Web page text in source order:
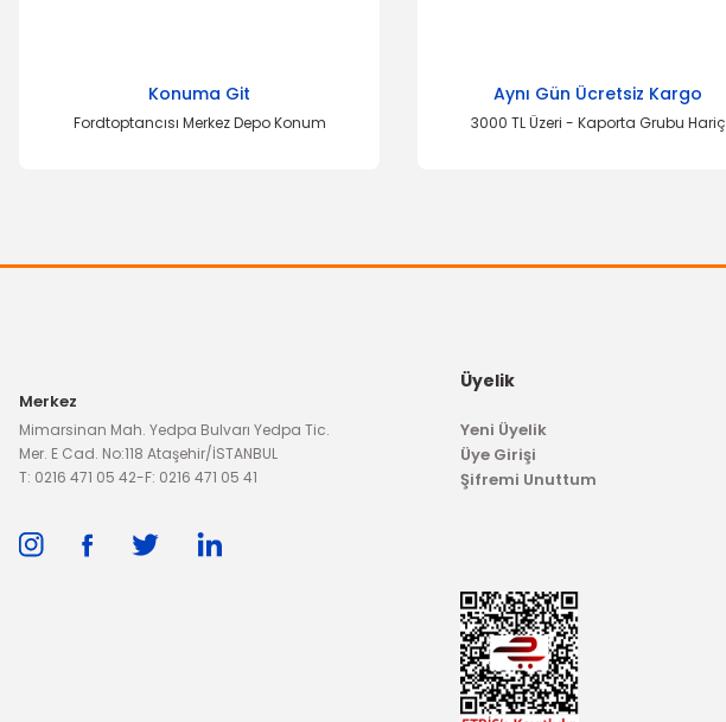
Konuma Git
Fordtoptancısı Merkez Depo Konum
Aynı Gün Ücretsiz Kargo
3000 TL Üzeri - Kaporta Grubu Hariç
Merkez
Mimarsinan Mah. Yedpa Bulvarı Yedpa Tic.
Mer. E Cad. No:118 Ataşehir/İSTANBUL
T: 0216 471 05 42-F: 0216 471 05 41
Üyelik
Yeni Üyelik
Üye Girişi
Şifremi Unuttum